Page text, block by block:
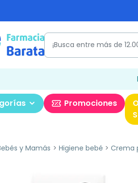
Promociones
y Mamás Higiene bebé Crema